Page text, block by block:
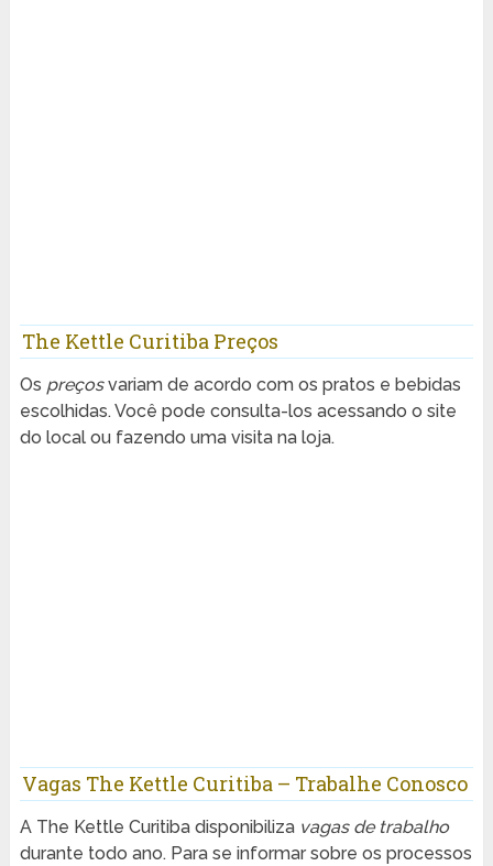
The Kettle Curitiba Preços
Os preçosvariam de acordo com os pratos e bebidas
escolhidas. Você pode consulta-los acessando o site
do local ou fazendo uma visita na loja.
Vagas The Kettle Curitiba – Trabalhe Conosco
A The Kettle Curitiba disponibiliza vagas de trabalho
durante todo ano. Para se informar sobre os processos